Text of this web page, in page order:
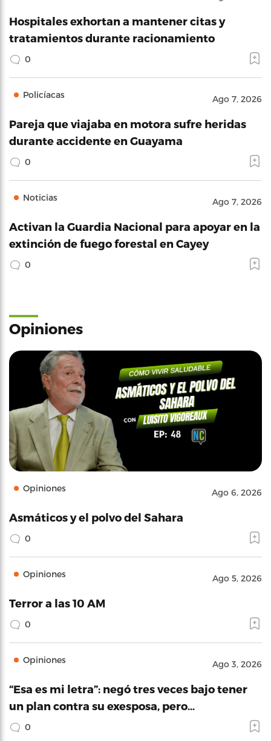
Hospitales exhortan a mantener citas y
tratamientos durante racionamiento
0
Policíacas Ago 7, 2026
Pareja que viajaba en motora sufre heridas
durante accidente en Guayama
0
Noticias Ago 7, 2026
Activan la Guardia Nacional para apoyar en la
extinción de fuego forestal en Cayey
0
Opiniones
Opiniones Ago 6, 2026
Asmáticos y el polvo del Sahara
0
Opiniones Ago 5, 2026
Terror a las 10 AM
0
Opiniones Ago 3, 2026
“Esa es mi letra”: negó tres veces bajo tener
un plan contra su exesposa, pero…
0